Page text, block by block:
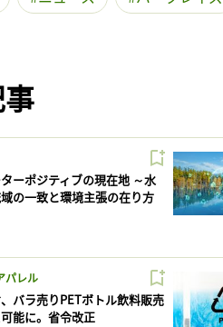
ターポジティブの現在地 ～水
の一致と環境主張の在り方
パレル
、バラ売りPETボトル飲料販売
能に。省令改正